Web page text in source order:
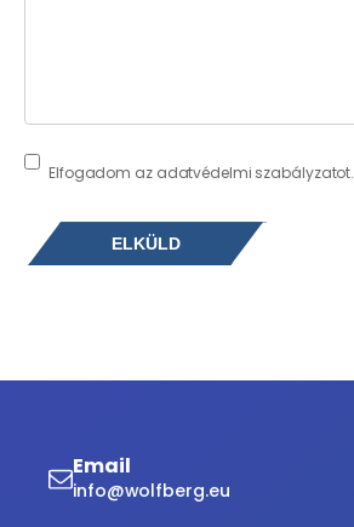
Consent(Kötelező)
Elfogadom az adatvédelmi szabályzatot.
Email
info@wolfberg.eu